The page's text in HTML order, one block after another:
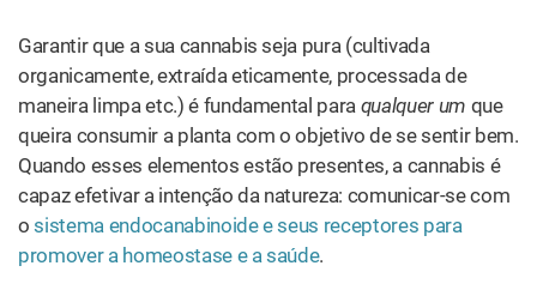
Garantir que a sua cannabis seja pura (cultivada
organicamente, extraída eticamente, processada de
maneira limpa etc.) é fundamental para qualquer um que
queira consumir a planta com o objetivo de se sentir bem.
Quando esses elementos estão presentes, a cannabis é
capaz efetivar a intenção da natureza: comunicar-se com
osistema endocanabinoide e seus receptores para
promover a homeostase e a saúde.